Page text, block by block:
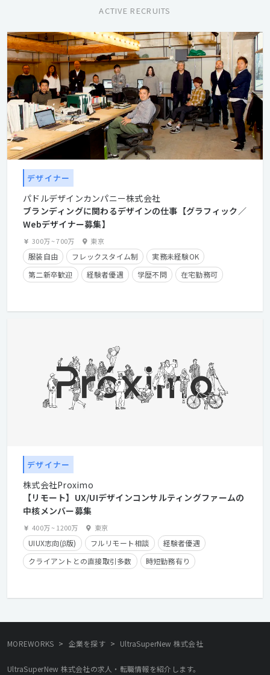
ACTIVE RECRUITS
デザイナー
パドルデザインカンパニー株式会社
ブランディングに関わるデザインの仕事【グラフィック／
Webデザイナー募集】
300万~700万 東京
服装自由 フレックスタイム制
実務未経験OK
第二新卒歓迎
経験者優遇 学歴不問
在宅勤務可
クライアントとの直接取引多数
経験浅めOK
デザイナー
株式会社Proximo
【リモート】UX/UIデザインコンサルティングファームの
中核メンバー募集
400万~1200万 東京
UIUX志向(β版) フルリモート相談
経験者優遇
クライアントとの直接取引多数
時短勤務有り
MOREWORKS > 企業を探す > UltraSuperNew 株式会社
UltraSuperNew 株式会社の求人・転職情報を紹介します。